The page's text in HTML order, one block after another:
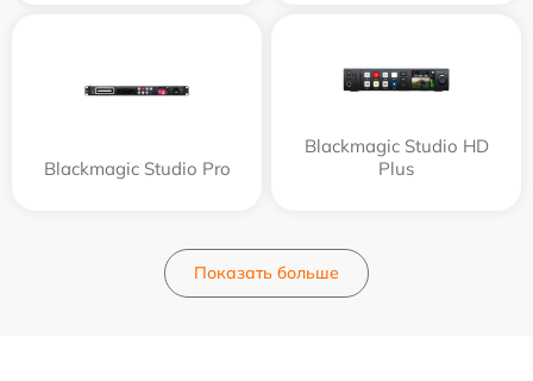
Blackmagic Studio Pro
Blackmagic Studio HD
Plus
Показать больше